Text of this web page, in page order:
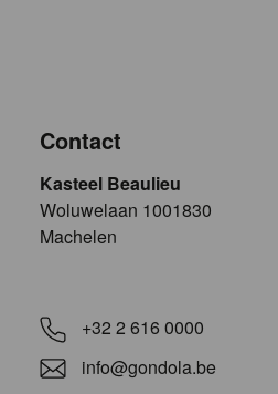
Contact
Kasteel Beaulieu
​​​Woluwelaan 1001830
Machelen
+32 2 616 0000
info@gondola.be